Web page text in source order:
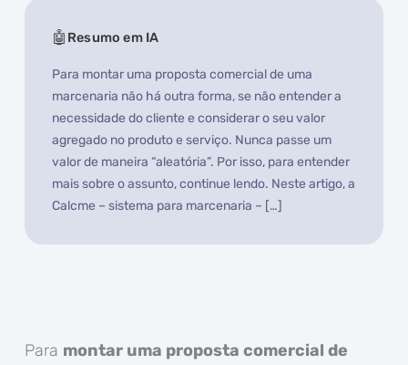
Resumo em IA
Para montar uma proposta comercial de uma
marcenaria não há outra forma, se não entender a
necessidade do cliente e considerar o seu valor
agregado no produto e serviço. Nunca passe um
valor de maneira “aleatória”. Por isso, para entender
mais sobre o assunto, continue lendo. Neste artigo, a
Calcme – sistema para marcenaria – […]
Para montar uma proposta comercial de